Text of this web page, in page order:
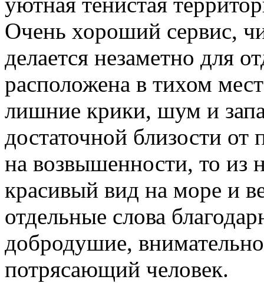
Очень хороший сервис,
делается незаметно для
расположена в тихом
лишние крики, шум и
достаточной близости от
на возвышенности, то из
красивый вид на море и
отдельные слова
добродушие,
потрясающий человек.